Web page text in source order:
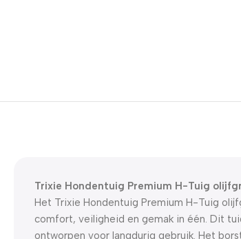
Trixie Hondentuig Premium H-Tuig
Het Trixie Hondentuig Premium H-Tuig
comfort, veiligheid en gemak in één. Dit
ontworpen voor langdurig gebruik. Het